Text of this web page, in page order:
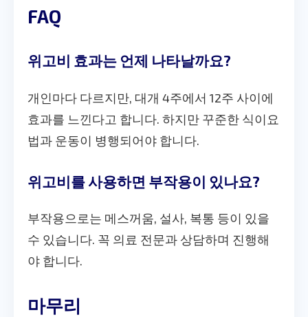
FAQ
위고비 효과는 언제 나타날까요?
개인마다 다르지만, 대개 4주에서 12주 사이에
효과를 느낀다고 합니다. 하지만 꾸준한 식이요
법과 운동이 병행되어야 합니다.
위고비를 사용하면 부작용이 있나요?
부작용으로는 메스꺼움, 설사, 복통 등이 있을
수 있습니다. 꼭 의료 전문과 상담하며 진행해
야 합니다.
마무리